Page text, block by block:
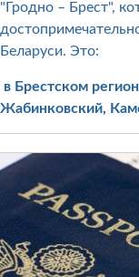
"Гродно – Брест",
Беларуси. Это:
в Брестcком
Жабинковский,